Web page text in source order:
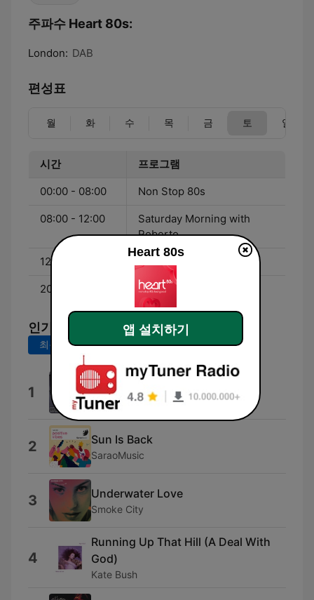
주파수 Heart 80s:
London: DAB
편성표
월 화 수 목 금 토 일
시간 프로그램
00:00 - 08:00 Non Stop 80s
08:00 - 12:00
Saturday Morning with
Roberto
12:00 - 20:00
20:00 - 00:00 Heart 80s Party
인기 곡
최근 7일 최근 30일
1 Enjoy Yourself
A+
2 Sun Is Back
SaraoMusic
3 Underwater Love
Smoke City
4
Running Up That Hill (A Deal With
God)
Kate Bush
Heart 80s
앱 설치하기